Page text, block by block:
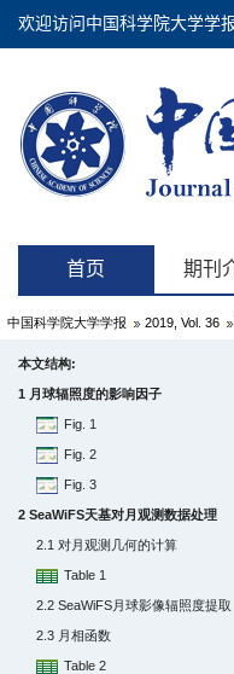
中国科学院大学学报 2019, Vol. 36
本文结构:
1 月球辐照度的影响因子
Fig. 1
Fig. 2
Fig. 3
2 SeaWiFS天基对月观测数据处理
2.1 对月观测几何的计算
Table 1
2.2 SeaWiFS月球影像辐照度提取
2.3 月相函数
Table 2